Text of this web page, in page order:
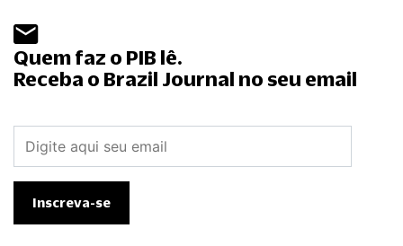
Quem faz o PIB lê.
Receba o Brazil Journal no seu email